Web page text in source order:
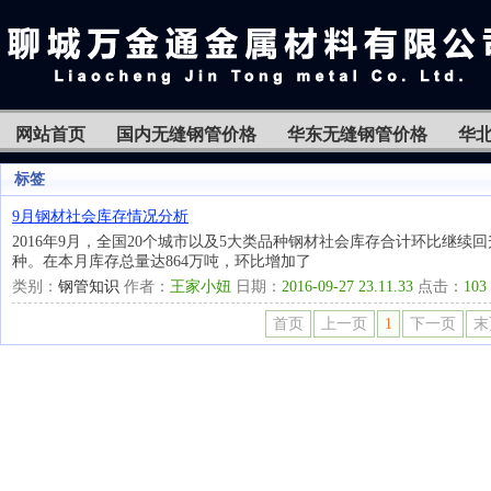
网站首页 国内无缝钢管价格 华东无缝钢管价格 华
标签
9月钢材社会库存情况分析
2016年9月，全国20个城市以及5大类品种钢材社会库存合计环比继续
种。在本月库存总量达864万吨，环比增加了
类别： 钢管知识 作者： 王家小妞 日期： 2016-09-27 23.11.33 点击： 103
首页 上一页 1 下一页